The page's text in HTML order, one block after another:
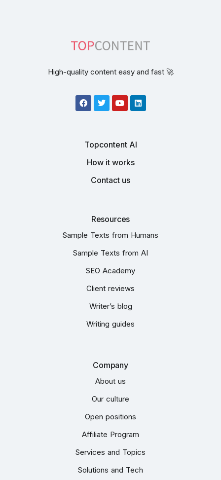
High-quality content easy and fast 🚀
Topcontent AI
How it works
Contact us
Resources
Sample Texts from Humans
Sample Texts from AI
SEO Academy
Client reviews
Writer’s blog
Writing guides
Company
About us
Our culture
Open positions
Affiliate Program
Services and Topics
Solutions and Tech